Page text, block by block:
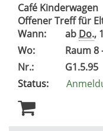
Café Kinderwagen
Offener Treff für
Wann:
ab Do.,
Wo:
Raum 8
Nr.:
G1.5.95
Status: